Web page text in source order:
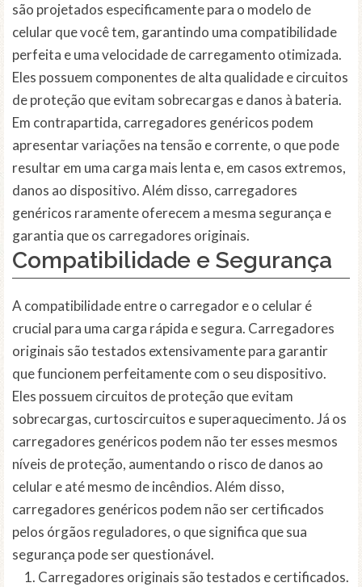
são projetados especificamente para o modelo de
celular que você tem, garantindo uma compatibilidade
perfeita e uma velocidade de carregamento otimizada.
Eles possuem componentes de alta qualidade e circuitos
de proteção que evitam sobrecargas e danos à bateria.
Em contrapartida, carregadores genéricos podem
apresentar variações na tensão e corrente, o que pode
resultar em uma carga mais lenta e, em casos extremos,
danos ao dispositivo. Além disso, carregadores
genéricos raramente oferecem a mesma segurança e
garantia que os carregadores originais.
Compatibilidade e Segurança
A compatibilidade entre o carregador e o celular é
crucial para uma carga rápida e segura. Carregadores
originais são testados extensivamente para garantir
que funcionem perfeitamente com o seu dispositivo.
Eles possuem circuitos de proteção que evitam
sobrecargas, curtoscircuitos e superaquecimento. Já os
carregadores genéricos podem não ter esses mesmos
níveis de proteção, aumentando o risco de danos ao
celular e até mesmo de incêndios. Além disso,
carregadores genéricos podem não ser certificados
pelos órgãos reguladores, o que significa que sua
segurança pode ser questionável.
Carregadores originais são testados e certificados.